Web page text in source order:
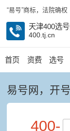
“易号”商标，法院确权
天津400选
400.tj.cn
首页 资费 选号
易号网，开
400-